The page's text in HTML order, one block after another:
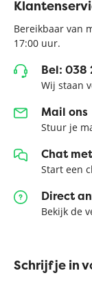
Bereikbaar van
17:00 uur.
Bel: 038
Wij staan
Mail ons
Stuur je
Chat
Start een
Direct
Bekijk de
Schrijf je in